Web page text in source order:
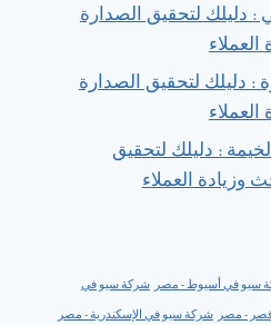
دليلك لتحقيق الصدارة
العملاء
دليلك لتحقيق الصدارة
العملاء
: دليلك لتحقيق
وزيادة العملاء
سيو في أسيوط - مصر شركة سيو في
- مصر شركة سيو في الإسكندرية - مصر